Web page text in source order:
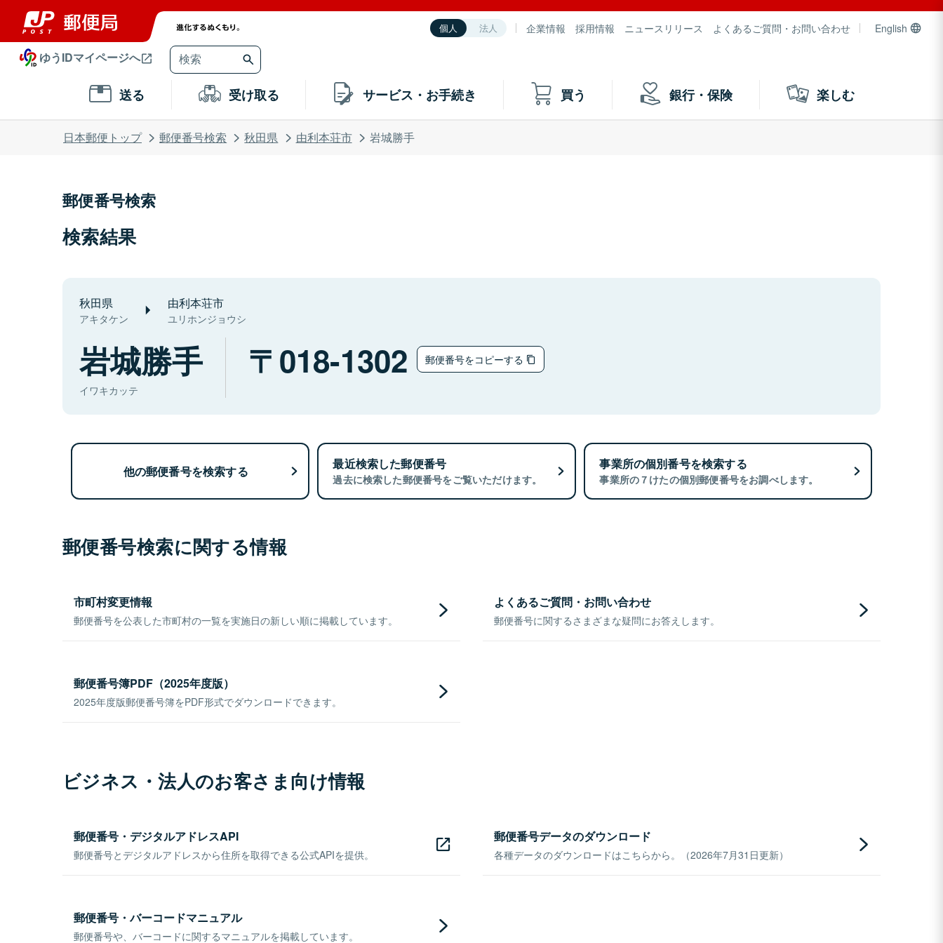
個人 法人 企業情報 採用情報 ニュースリリース よくあるご質問・お問い合わせ English
ゆうIDマイページへ
送る 受け取る サービス・お手続き 買う 銀行・保険 楽しむ
日本郵便トップ 郵便番号検索 秋田県 由利本荘市 岩城勝手
郵便番号検索
検索結果
秋田県
アキタケン
由利本荘市
ユリホンジョウシ
岩城勝手
イワキカッテ
018-1302 郵便番号をコピーする
他の郵便番号を検索する 最近検索した郵便番号
過去に検索した郵便番号をご覧いただけます。
事業所の個別番号を検索する
事業所の７けたの個別郵便番号をお調べします。
郵便番号検索に関する情報
市町村変更情報
郵便番号を公表した市町村の一覧を実施日の新しい順に掲載しています。
よくあるご質問・お問い合わせ
郵便番号に関するさまざまな疑問にお答えします。
郵便番号簿PDF（2025年度版）
2025年度版郵便番号簿をPDF形式でダウンロードできます。
ビジネス・法人のお客さま向け情報
郵便番号・デジタルアドレスAPI
郵便番号とデジタルアドレスから住所を取得できる公式APIを提供。
郵便番号データのダウンロード
各種データのダウンロードはこちらから。（2026年7月31日更新）
郵便番号・バーコードマニュアル
郵便番号や、バーコードに関するマニュアルを掲載しています。